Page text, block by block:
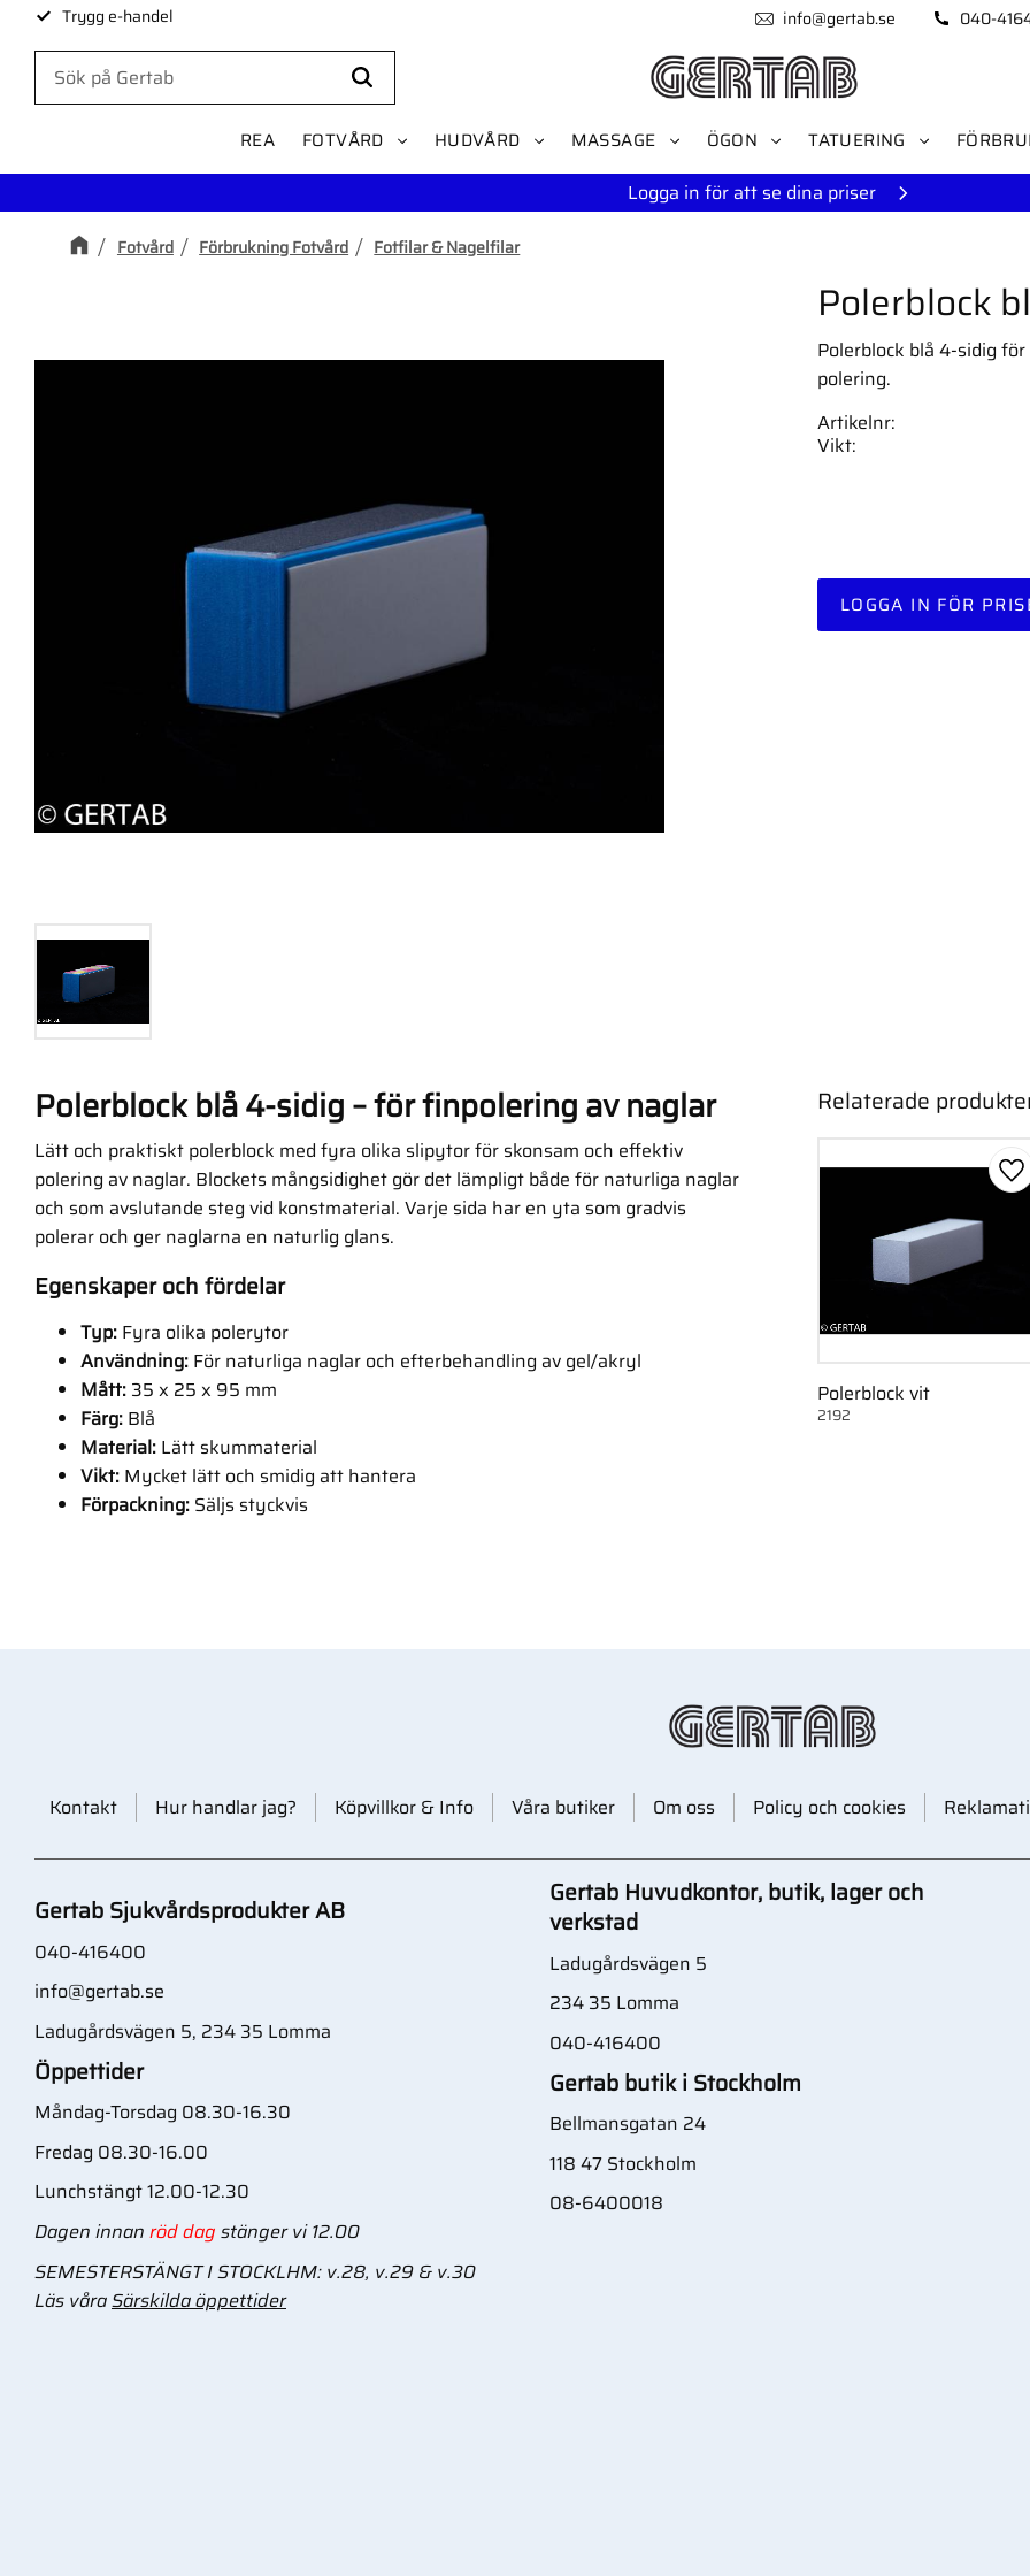
Trygg e-handel info@gertab.se 040-
REA FOTVÅRD HUDVÅRD MASSAGE ÖGON TATUERING
Logga in för att se dina priser
Fotvård Förbrukning Fotvård Fotfilar & Nagelfilar
Polerblock
Polerblock blå 4-sidig
polering.
LOGGA IN FÖR
Artikelnr
Vikt
Polerblock blå 4-sidig – för finpolering av naglar
Lätt och praktiskt polerblock med fyra olika slipytor för skonsam och effektiv
polering av naglar. Blockets mångsidighet gör det lämpligt både för naturliga naglar
och som avslutande steg vid konstmaterial. Varje sida har en yta som gradvis
polerar och ger naglarna en naturlig glans.
Egenskaper och fördelar
Typ: Fyra olika polerytor
Användning: För naturliga naglar och efterbehandling av gel/akryl
Mått: 35 x 25 x 95 mm
Färg: Blå
Material: Lätt skummaterial
Vikt: Mycket lätt och smidig att hantera
Förpackning: Säljs styckvis
Relaterade
Polerblock vit
2192
Kontakt Hur handlar jag? Köpvillkor & Info Våra butiker Om oss Policy och cookies
Gertab Sjukvårdsprodukter AB
040-416400
info@gertab.se
Ladugårdsvägen 5, 234 35 Lomma
Öppettider
Måndag-Torsdag 08.30-16.30
Fredag 08.30-16.00
Lunchstängt 12.00-12.30
Dagen innan röd dag stänger vi 12.00
SEMESTERSTÄNGT I STOCKLHM: v.28, v.29 & v.30
Läs våraSärskilda öppettider
Gertab Huvudkontor, butik, lager och
verkstad
Ladugårdsvägen 5
234 35 Lomma
040-416400
Gertab butik i Stockholm
Bellmansgatan 24
118 47 Stockholm
08-6400018